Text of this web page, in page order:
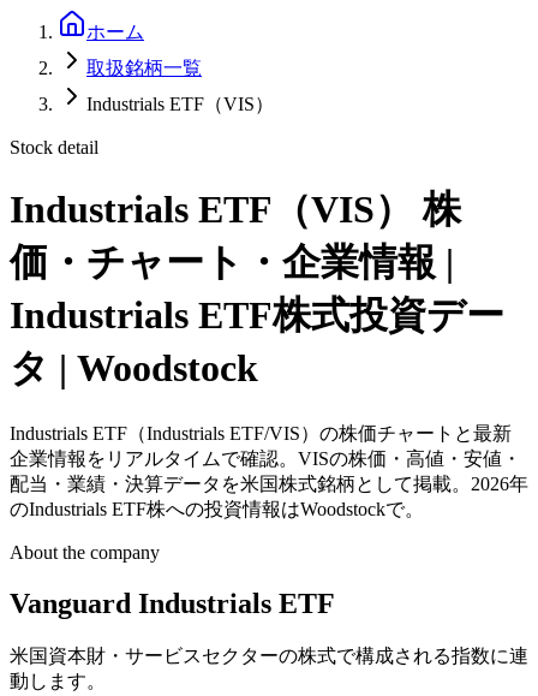
ホーム
取扱銘柄一覧
Industrials ETF（VIS）
Stock detail
Industrials ETF（VIS）
株
価・チャート・企業情報 |
Industrials ETF株式投資デー
タ | Woodstock
Industrials ETF（Industrials ETF/VIS）の株価チャートと最新
企業情報をリアルタイムで確認。VISの株価・高値・安値・
配当・業績・決算データを米国株式銘柄として掲載。2026年
のIndustrials ETF株への投資情報はWoodstockで。
About the company
Vanguard Industrials ETF
米国資本財・サービスセクターの株式で構成される指数に連
動します。